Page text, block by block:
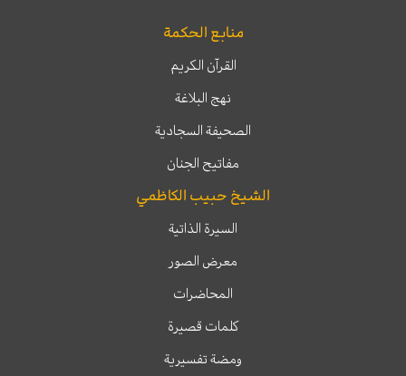
منابع الحكمة
القرآن الكريم
نهج البلاغة
الصحيفة السجادية
مفاتيح الجنان
الشيخ حبيب الكاظمي
السيرة الذاتية
معرض الصور
المحاضرات
كلمات قصيرة
ومضة تفسيرية